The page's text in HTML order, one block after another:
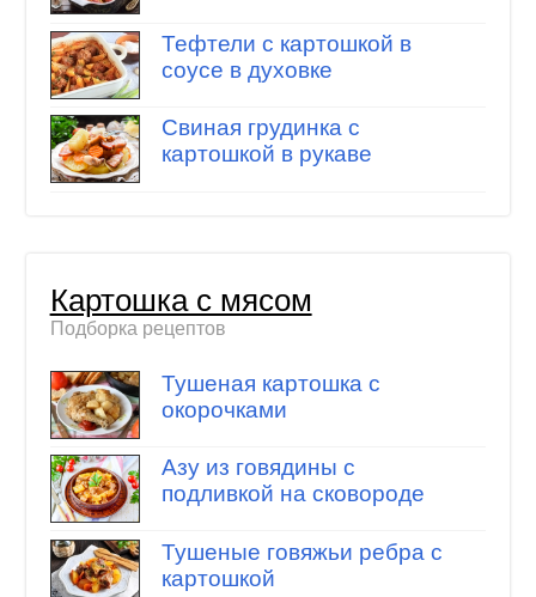
Тефтели с картошкой в
соусе в духовке
Свиная грудинка с
картошкой в рукаве
Картошка с мясом
Подборка рецептов
Тушеная картошка с
окорочками
Азу из говядины с
подливкой на сковороде
Тушеные говяжьи ребра с
картошкой